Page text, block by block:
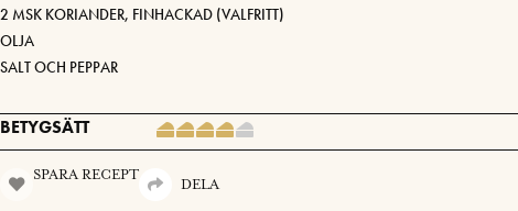
2 MSK KORIANDER, FINHACKAD (VALFRITT)
OLJA
SALT OCH PEPPAR
BETYGSÄTT
SPARA RECEPT
DELA